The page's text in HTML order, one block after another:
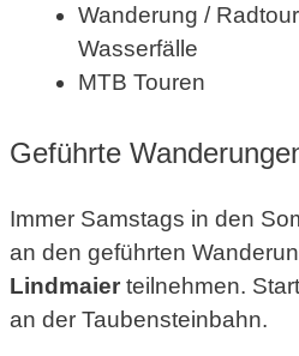
Wanderung /
Wasserfälle
MTB Touren
Geführte
Immer Samstags in den
an den geführten
Lindmaier teilnehmen.
an der Taubensteinbahn.